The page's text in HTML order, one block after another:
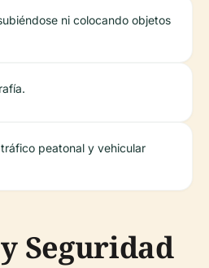
ni colocando objetos
peatonal y vehicular
Seguridad